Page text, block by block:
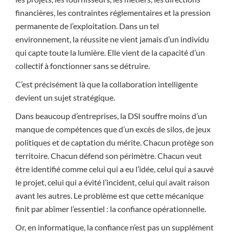
financières, les contraintes réglementaires et la pression
permanente de l’exploitation. Dans un tel
environnement, la réussite ne vient jamais d’un individu
qui capte toute la lumière. Elle vient de la capacité d’un
collectif à fonctionner sans se détruire.
C’est précisément là que la collaboration intelligente
devient un sujet stratégique.
Dans beaucoup d’entreprises, la DSI souffre moins d’un
manque de compétences que d’un excès de silos, de jeux
politiques et de captation du mérite. Chacun protège son
territoire. Chacun défend son périmètre. Chacun veut
être identifié comme celui qui a eu l’idée, celui qui a sauvé
le projet, celui qui a évité l’incident, celui qui avait raison
avant les autres. Le problème est que cette mécanique
finit par abîmer l’essentiel : la confiance opérationnelle.
Or, en informatique, la confiance n’est pas un supplément